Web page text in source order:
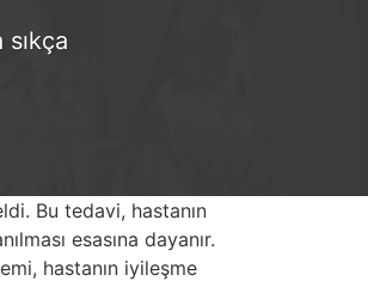
Bu tedavi, hastanın
esasına dayanır.
hastanın iyileşme